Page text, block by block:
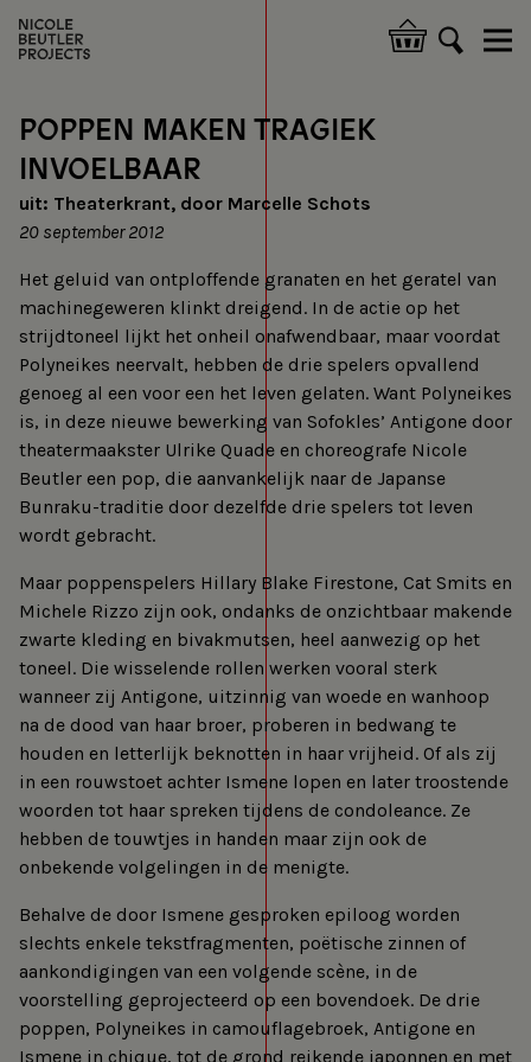
main
Hoofdnavigatie
POPPEN MAKEN TRAGIEK
INVOELBAAR
uit: Theaterkrant, door Marcelle Schots
20 september 2012
Het geluid van ontploffende granaten en het geratel van
machinegeweren klinkt dreigend. In de actie op het
strijdtoneel lijkt het onheil onafwendbaar, maar voordat
Polyneikes neervalt, hebben de drie spelers opvallend
genoeg al een voor een het leven gelaten. Want Polyneikes
is, in deze nieuwe bewerking van Sofokles’ Antigone door
theatermaakster Ulrike Quade en choreografe Nicole
Beutler een pop, die aanvankelijk naar de Japanse
Bunraku-traditie door dezelfde drie spelers tot leven
wordt gebracht.
Maar poppenspelers Hillary Blake Firestone, Cat Smits en
Michele Rizzo zijn ook, ondanks de onzichtbaar makende
zwarte kleding en bivakmutsen, heel aanwezig op het
toneel. Die wisselende rollen werken vooral sterk
wanneer zij Antigone, uitzinnig van woede en wanhoop
na de dood van haar broer, proberen in bedwang te
houden en letterlijk beknotten in haar vrijheid. Of als zij
in een rouwstoet achter Ismene lopen en later troostende
woorden tot haar spreken tijdens de condoleance. Ze
hebben de touwtjes in handen maar zijn ook de
onbekende volgelingen in de menigte.
Behalve de door Ismene gesproken epiloog worden
slechts enkele tekstfragmenten, poëtische zinnen of
aankondigingen van een volgende scène, in de
voorstelling geprojecteerd op een bovendoek. De drie
poppen, Polyneikes in camouflagebroek, Antigone en
Ismene in chique, tot de grond reikende japonnen en met